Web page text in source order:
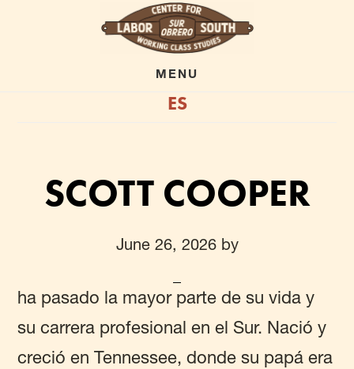
MENU
ES
SCOTT COOPER
June 26, 2026by
ha pasado la mayor parte de su vida y
su carrera profesional en el Sur. Nació y
creció en Tennessee, donde su papá era